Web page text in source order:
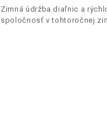
Zimná údržba diaľnic a
spoločnosť v tohtoročnej